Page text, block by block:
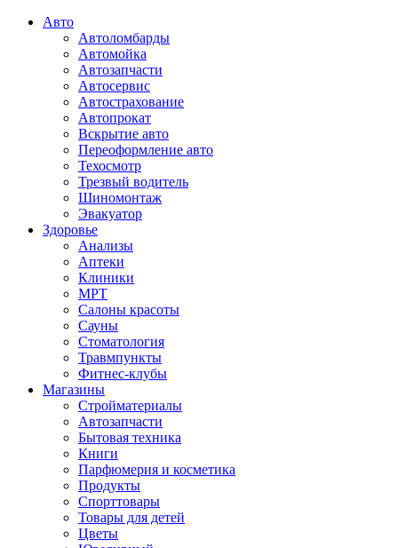
Авто
Автоломбарды
Автомойка
Автозапчасти
Автосервис
Автострахование
Автопрокат
Вскрытие авто
Переоформление авто
Техосмотр
Трезвый водитель
Шиномонтаж
Эвакуатор
Здоровье
Анализы
Аптеки
Клиники
МРТ
Салоны красоты
Сауны
Стоматология
Травмпункты
Фитнес-клубы
Магазины
Стройматериалы
Автозапчасти
Бытовая техника
Книги
Парфюмерия и косметика
Продукты
Спорттовары
Товары для детей
Цветы